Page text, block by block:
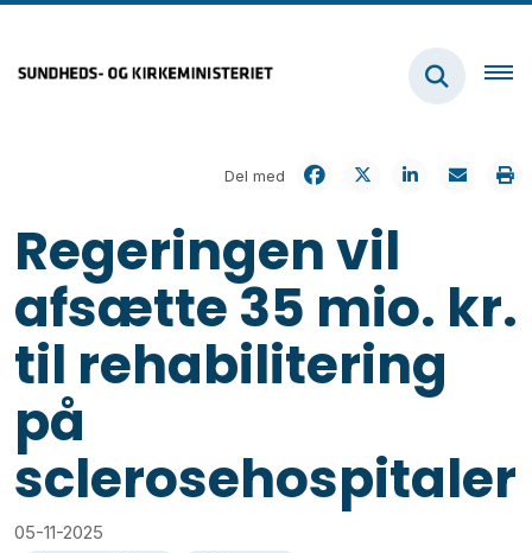
Del med
Regeringen vil
afsætte 35 mio. kr.
til rehabilitering
på
sclerosehospitaler
05-11-2025